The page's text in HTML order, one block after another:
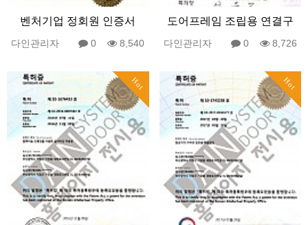
벤처기업 정회원 인증서
다인관리자 0 8,540
도어프레임 조립용 연결구
다인관리자 0 8,726
Hot Hot